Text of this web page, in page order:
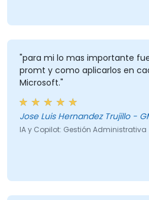
"para mi lo mas importante
promt y como aplicarlos en
Microsoft."
Jose Luis
IA y Copilot: Gestión Administrativa